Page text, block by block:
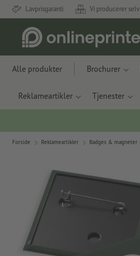
Lavprisgaranti Vi producerer selv
Alle produkter Brochurer
Reklameartikler Tjenester
Forside Reklameartikler Badges & magneter